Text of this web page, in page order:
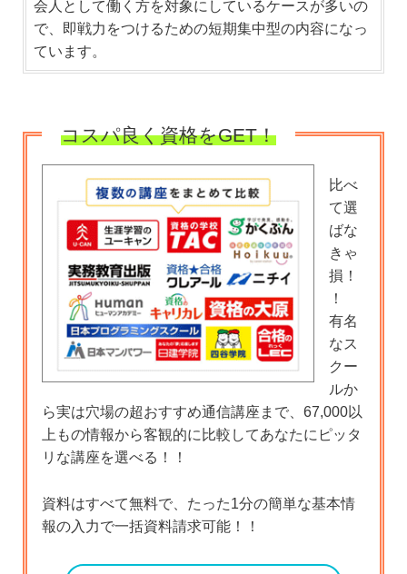
会人として働く方を対象にしているケースが多いの
で、即戦力をつけるための短期集中型の内容になっ
ています。
コスパ良く資格をGET！
比べ
て選
ばな
きゃ
損！
！
有名
なス
クー
ルか
ら実は穴場の超おすすめ通信講座まで、67,000以
上もの情報から客観的に比較してあなたにピッタ
リな講座を選べる！！
資料はすべて無料で、たった1分の簡単な基本情
報の入力で一括資料請求可能！！